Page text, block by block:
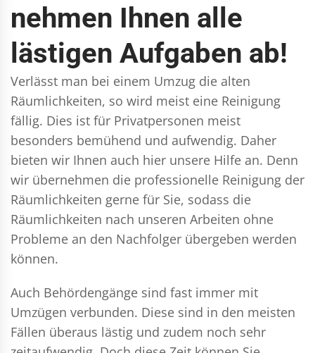
nehmen Ihnen alle
lästigen Aufgaben ab!
Verlässt man bei einem Umzug die alten
Räumlichkeiten, so wird meist eine Reinigung
fällig. Dies ist für Privatpersonen meist
besonders bemühend und aufwendig. Daher
bieten wir Ihnen auch hier unsere Hilfe an. Denn
wir übernehmen die professionelle Reinigung der
Räumlichkeiten gerne für Sie, sodass die
Räumlichkeiten nach unseren Arbeiten ohne
Probleme an den Nachfolger übergeben werden
können.
Auch Behördengänge sind fast immer mit
Umzügen verbunden. Diese sind in den meisten
Fällen überaus lästig und zudem noch sehr